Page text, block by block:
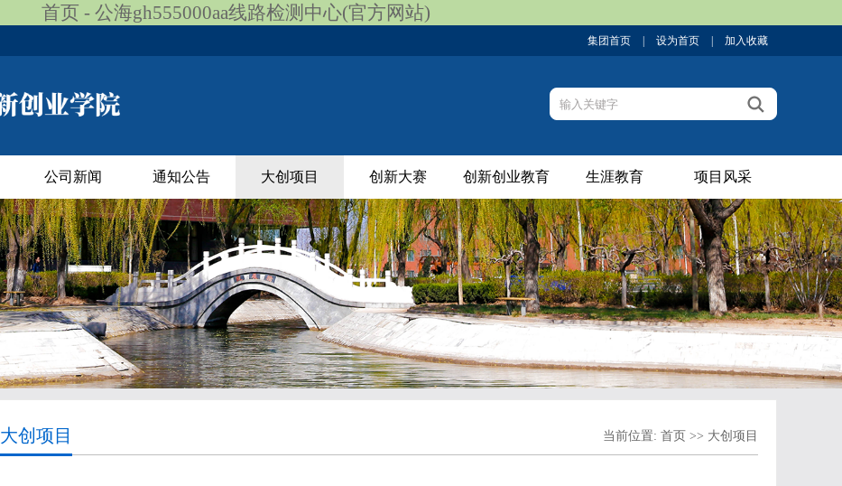
首页 - 公海gh555000aa线路检测中心(官方网站)
集团首页 设为首页 加入收藏
公司新闻 通知公告 大创项目 创新大赛 创新创业教育 生涯教育 项目风采
大创项目 当前位置: 首页 >> 大创项目